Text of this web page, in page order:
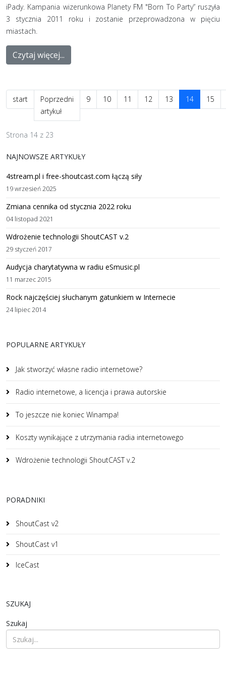
iPady. Kampania wizerunkowa Planety FM "Born To Party” ruszyła
3 stycznia 2011 roku i zostanie przeprowadzona w pięciu
miastach.
Czytaj więcej...
start
Poprzedni
artykuł
9 10 11 12 13 14 15
Strona 14 z 23
NAJNOWSZE ARTYKUŁY
4stream.pl i free-shoutcast.com łączą siły
19 wrzesień 2025
Zmiana cennika od stycznia 2022 roku
04 listopad 2021
Wdrożenie technologii ShoutCAST v.2
29 styczeń 2017
Audycja charytatywna w radiu eSmusic.pl
11 marzec 2015
Rock najczęściej słuchanym gatunkiem w Internecie
24 lipiec 2014
POPULARNE ARTYKUŁY
Jak stworzyć własne radio internetowe?
Radio internetowe, a licencja i prawa autorskie
To jeszcze nie koniec Winampa!
Koszty wynikające z utrzymania radia internetowego
Wdrożenie technologii ShoutCAST v.2
PORADNIKI
ShoutCast v2
ShoutCast v1
IceCast
SZUKAJ
Szukaj